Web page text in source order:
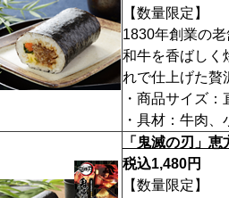
【数量限定】
1830年創業の
和牛を香ばしく
れで仕上げた贅
・商品サイズ
・具材：牛肉
「鬼滅の刃」恵
税込1,480円
【数量限定】